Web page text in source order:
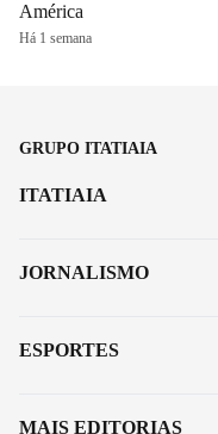
América
Há 1 semana
GRUPO ITATIAIA
ITATIAIA
JORNALISMO
ESPORTES
MAIS EDITORIAS